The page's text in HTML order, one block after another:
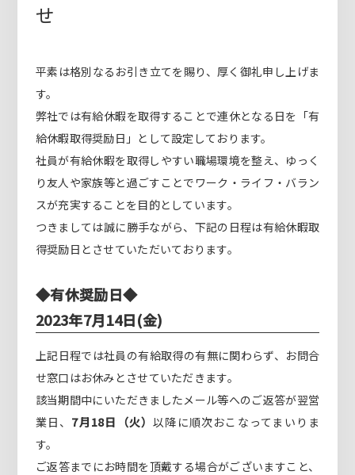
せ
平素は格別なるお引き立てを賜り、厚く御礼申し上げま
す。
弊社では有給休暇を取得することで連休となる日を「有
給休暇取得奨励日」として設定しております。
社員が有給休暇を取得しやすい職場環境を整え、ゆっく
り友人や家族等と過ごすことでワーク・ライフ・バラン
スが充実することを目的としています。
つきましては誠に勝手ながら、下記の日程は有給休暇取
得奨励日とさせていただいております。
◆有休奨励日◆
2023年7月14日(金)
上記日程では社員の有給取得の有無に関わらず、お問合
せ窓口はお休みとさせていただきます。
該当期間中にいただきましたメール等へのご返答が翌営
業日、 7月18日（火）以降に順次おこなってまいりま
す。
ご返答までにお時間を頂戴する場合がございますこと、